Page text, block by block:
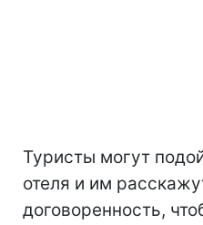
Туристы могут
отеля и им
договоренность,